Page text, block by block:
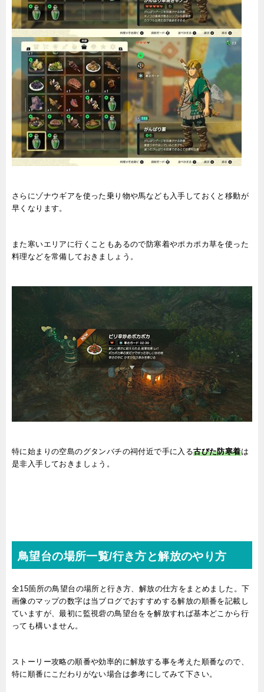
さらにゾナウギアを使った乗り物や馬なども入手しておくと移動が
早くなります。
また寒いエリアに行くこともあるので防寒着やポカポカ草を使った
料理などを常備しておきましょう。
特に始まりの空島のグタンバチの祠付近で手に入る古びた防寒着は
是非入手しておきましょう。
鳥望台の場所一覧/行き方と解放のやり方
全15箇所の鳥望台の場所と行き方、解放の仕方をまとめました。下
画像のマップの数字は当ブログでおすすめする解放の順番を記載し
ていますが、最初に監視砦の鳥望台をを解放すれば基本どこから行
っても構いません。
ストーリー攻略の順番や効率的に解放する事を考えた順番なので、
特に順番にこだわりがない場合は参考にしてみて下さい。